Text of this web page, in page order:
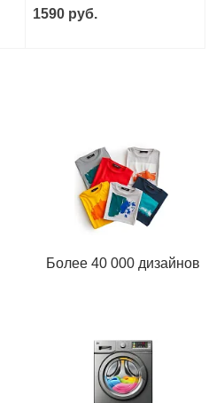
1590 руб.
Более 40 000 дизайнов